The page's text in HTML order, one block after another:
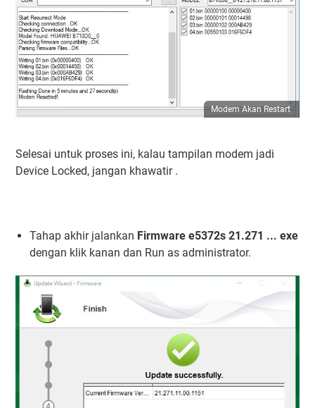
Modem Akan Restart
Selesai untuk proses ini, kalau tampilan modem jadi
Device Locked, jangan khawatir .
Tahap akhir jalankan Firmware e5372s 21.271 ... exe
dengan klik kanan dan Run as administrator.